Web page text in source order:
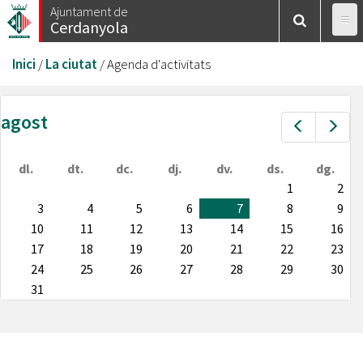
Vés
al
Ajuntament de
Cerdanyola
Esteu
aquí
Inici /La ciutat/Agenda d'activitats
Prev
agost
dl. dt. dc. dj. dv. ds.
dg.
1
2
3
4 5 6 7 8
9
10
11 12 13 14 15
16
17
18 19 20 21 22
23
24
25 26 27 28 29
30
31